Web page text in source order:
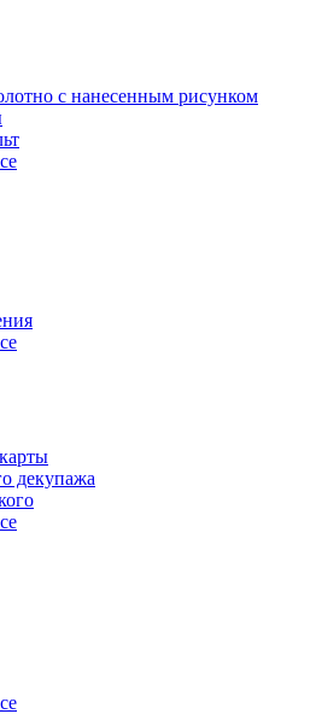
с нанесенным рисунком
декупажа